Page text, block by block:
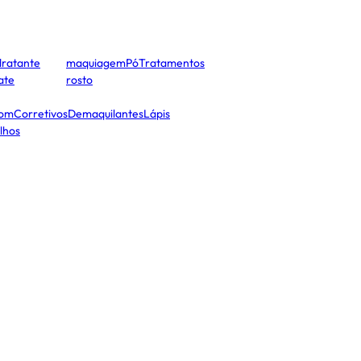
CorretivosDemaquilantesLápis
maquiagemPóTratamentos
rosto